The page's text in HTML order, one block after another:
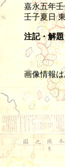
嘉永五年壬
壬子夏日
注記・解題
画像情報は